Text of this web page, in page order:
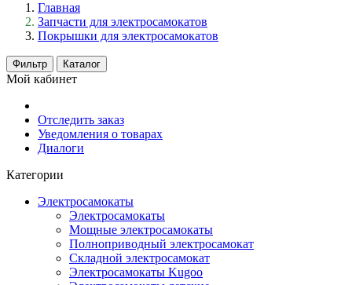
Главная
Запчасти для электросамокатов
Покрышки для электросамокатов
Фильтр Каталог
Мой кабинет
Отследить заказ
Уведомления о товарах
Диалоги
Категории
Электросамокаты
Электросамокаты
Мощные электросамокаты
Полноприводный электросамокат
Складной электросамокат
Электросамокаты Kugoo